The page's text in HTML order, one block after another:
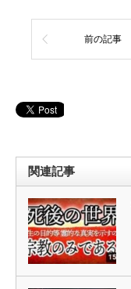
前の記事
関連記事